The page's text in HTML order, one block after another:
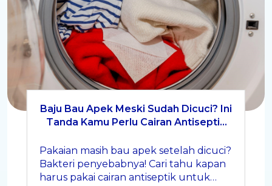
Baju Bau Apek Meski Sudah Dicuci? Ini
Tanda Kamu Perlu Cairan Antiseptik
Pakaian masih bau apek setelah dicuci?
Bakteri penyebabnya! Cari tahu kapan
harus pakai cairan antiseptik untuk